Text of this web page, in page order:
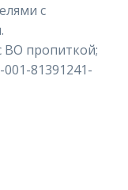
с
ВО пропиткой;
001-81391241-